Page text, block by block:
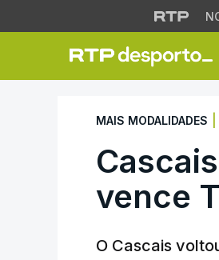
Cascais
MAIS MODALIDADES
vence
O Cascais